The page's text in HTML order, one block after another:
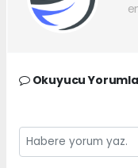
Okuyucu